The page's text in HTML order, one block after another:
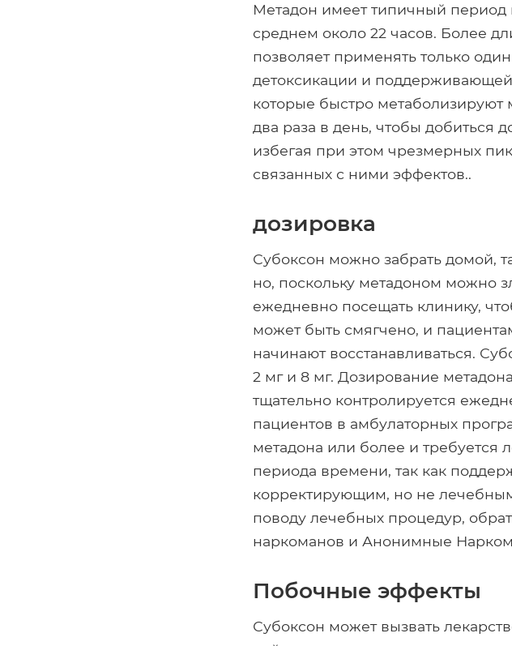
Метадон имеет типичный период
среднем около 22 часов. Более
позволяет применять только
детоксикации и
которые быстро метаболизируют
два раза в день, чтобы добиться
избегая при этом чрезмерных
связанных с ними эффектов..
дозировка
Субоксон можно забрать домой,
но, поскольку метадоном можно
ежедневно посещать клинику,
может быть смягчено, и
начинают восстанавливаться.
2 мг и 8 мг. Дозирование
тщательно контролируется
пациентов в амбулаторных
метадона или более и требуется
периода времени, так как
корректирующим, но не
поводу лечебных процедур,
наркоманов и Анонимные
Побочные эффекты
Субоксон может вызвать